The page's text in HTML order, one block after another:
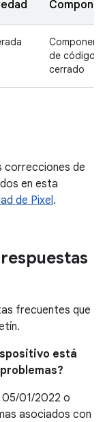
de código
cerrado
correcciones de
en esta
de Pixel.
frecuentes que
está
05/01/2022 o
asociados con